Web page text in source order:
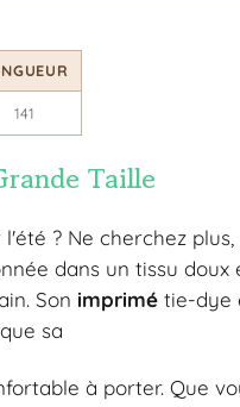
141
Taille
? Ne cherchez
dans un tissu
Son imprimétie-dye
sa
à porter. Que